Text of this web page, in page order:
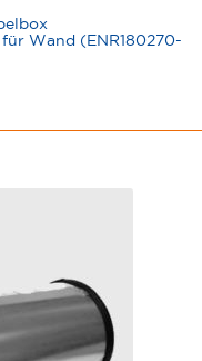
Wand (ENR180270-